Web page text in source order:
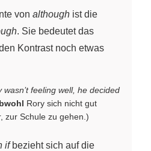
von although ist die
. Sie bedeutet das
Kontrast noch etwas
wasn’t feeling well, he decided
Rory sich nicht gut
zur Schule zu gehen.)
ifbezieht sich auf die